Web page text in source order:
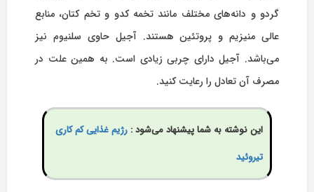
گردو و دانه‌های مختلف مانند تخمه کدو و تخم کتان، منابع
عالی منیزیم و پروتئین هستند. آجیل حاوی سلنیوم نیز
می‌باشد. آجیل دارای چربی زیادی است. به همین علت در
مصرف آن تعادل را رعایت کنید.
این نوشته به شما پیشنهاد می‌شود : رژیم غذایی کم کاری
تیروئید